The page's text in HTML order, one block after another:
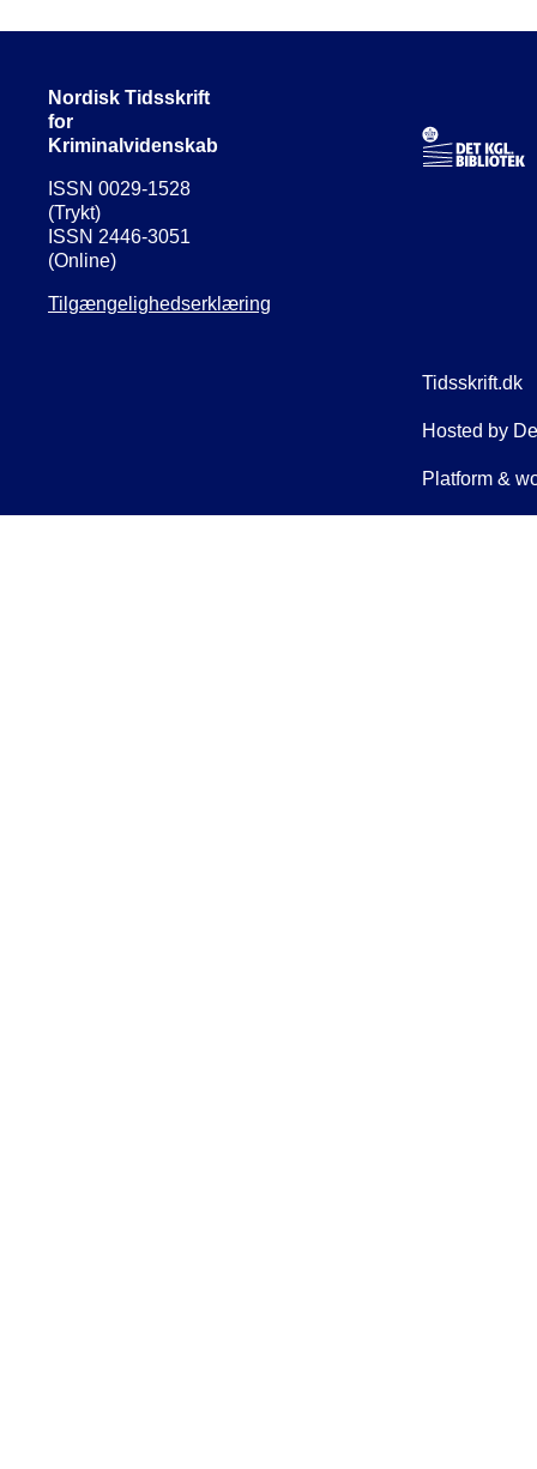
Nordisk Tidsskrift
for
Kriminalvidenskab
ISSN 0029-1528
(Trykt)
ISSN 2446-3051
(Online)
Tilgængelighedserklæring